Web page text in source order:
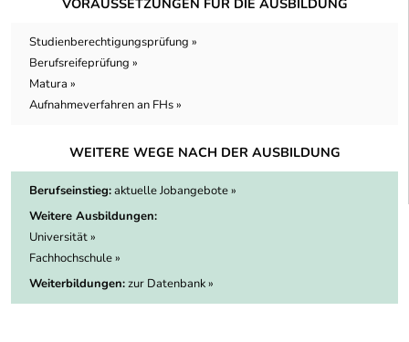
VORAUSSETZUNGEN FÜR DIE AUSBILDUNG
Studienberechtigungsprüfung »
Berufsreifeprüfung »
Matura »
Aufnahmeverfahren an FHs »
WEITERE WEGE NACH DER AUSBILDUNG
Berufseinstieg:aktuelle Jobangebote »
Weitere Ausbildungen:
Universität »
Fachhochschule »
Weiterbildungen:zur Datenbank »